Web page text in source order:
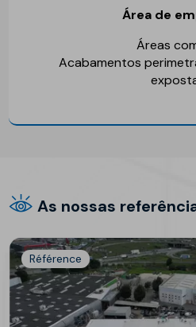
Área de
Áreas
Acabamentos
As nossas
Référence